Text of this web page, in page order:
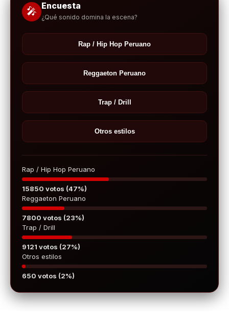
🎤 Encuesta
¿Qué sonido domina la escena?
Rap / Hip Hop Peruano
Reggaeton Peruano
Trap / Drill
Otros estilos
Rap / Hip Hop Peruano
15850 votos (47%)
Reggaeton Peruano
7800 votos (23%)
Trap / Drill
9121 votos (27%)
Otros estilos
650 votos (2%)